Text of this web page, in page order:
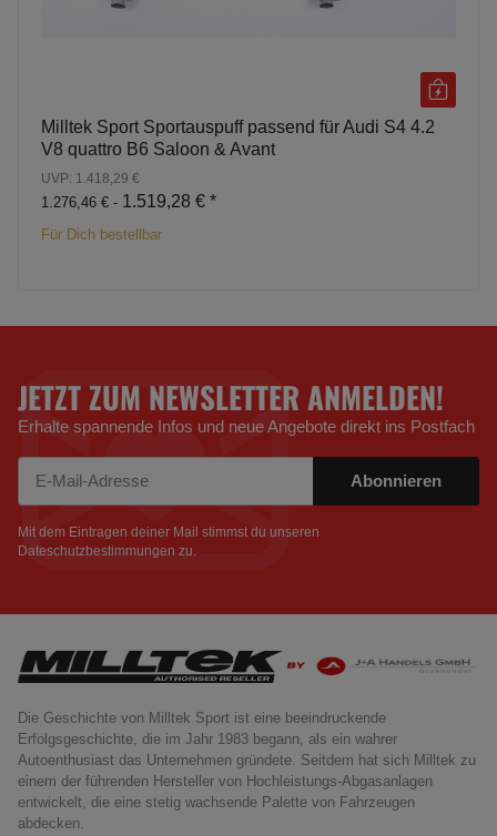
Milltek Sport Sportauspuff passend für Audi S4 4.2
V8 quattro B6 Saloon & Avant
UVP: 1.418,29 €
1.276,46 € - 1.519,28 € *
Für Dich bestellbar
JETZT ZUM NEWSLETTER ANMELDEN!
Erhalte spannende Infos und neue Angebote direkt ins Postfach
Abonnieren
Mit dem Eintragen deiner Mail stimmst du unseren
Dateschutzbestimmungen zu.
Die Geschichte von Milltek Sport ist eine beeindruckende
Erfolgsgeschichte, die im Jahr 1983 begann, als ein wahrer
Autoenthusiast das Unternehmen gründete. Seitdem hat sich Milltek zu
einem der führenden Hersteller von Hochleistungs-Abgasanlagen
entwickelt, die eine stetig wachsende Palette von Fahrzeugen
abdecken.